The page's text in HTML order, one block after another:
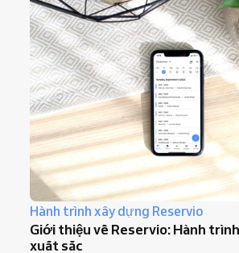
Hành trình xây dựng Reservio
Giới thiệu về Reservio: Hành
xuất sắc